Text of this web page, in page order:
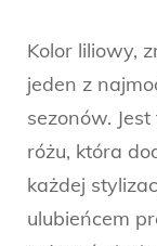
Kolor liliowy,
jeden z
sezonów.
różu, która
każdej
ulubieńcem